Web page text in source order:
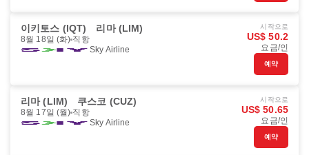
이키토스 (IQT) 리마 (LIM)
8월 18일 (화) 직항
Sky Airline
시작으로
US$ 50.2
요금/인
예약
리마 (LIM) 쿠스코 (CUZ)
8월 17일 (월) 직항
Sky Airline
시작으로
US$ 50.65
요금/인
예약